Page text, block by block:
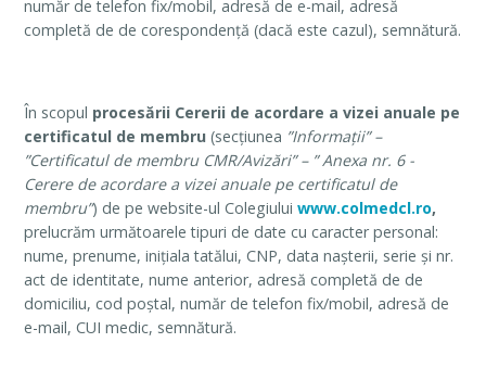
număr de telefon fix/mobil, adresă de e-mail, adresă
completă de de corespondență (dacă este cazul), semnătură.
În scopul procesării Cererii de acordare a vizei anuale pe
certificatul de membru (secțiunea ”Informații” –
”Certificatul de membru CMR/Avizări” – ” Anexa nr. 6 -
Cerere de acordare a vizei anuale pe certificatul de
membru”) de pe website-ul Colegiului www.colmedcl.ro,
prelucrăm următoarele tipuri de date cu caracter personal:
nume, prenume, inițiala tatălui, CNP, data nașterii, serie și nr.
act de identitate, nume anterior, adresă completă de de
domiciliu, cod poștal, număr de telefon fix/mobil, adresă de
e-mail, CUI medic, semnătură.